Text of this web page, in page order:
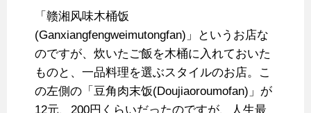
「赣湘风味木桶饭
(Ganxiangfengweimutongfan)」というお店な
のですが、炊いたご飯を木桶に入れておいた
ものと、一品料理を選ぶスタイルのお店。こ
の左側の「豆角肉末饭(Doujiaoroumofan)」が
12元、200円くらいだったのですが、人生最